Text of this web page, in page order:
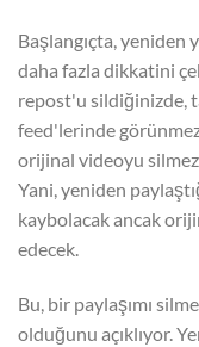
Başlangıçta, yeniden
daha fazla dikkatini
repost'u sildiğinizde,
feed'lerinde
orijinal videoyu silmez;
Yani, yeniden
kaybolacak ancak
edecek.
Bu, bir paylaşımı
olduğunu açıklıyor.